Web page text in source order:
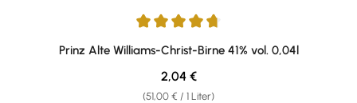
Durchschnittliche Bewertung von 4.75 von 5 Sternen
Prinz Alte Williams-Christ-Birne 41% vol. 0,04l
(51,00 € / 1 Liter)
Regulärer Preis:
2,04 €